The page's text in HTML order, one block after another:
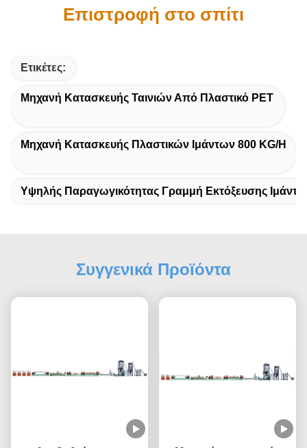
Επιστροφή στο σπίτι
Ετικέτες:
Μηχανή Κατασκευής Ταινιών Από Πλαστικό PET
Μηχανή Κατασκευής Πλαστικών Ιμάντων 800 KG/h
Υψηλής Παραγωγικότητας Γραμμή Εκτόξευσης
Συγγενικά Προϊόντα